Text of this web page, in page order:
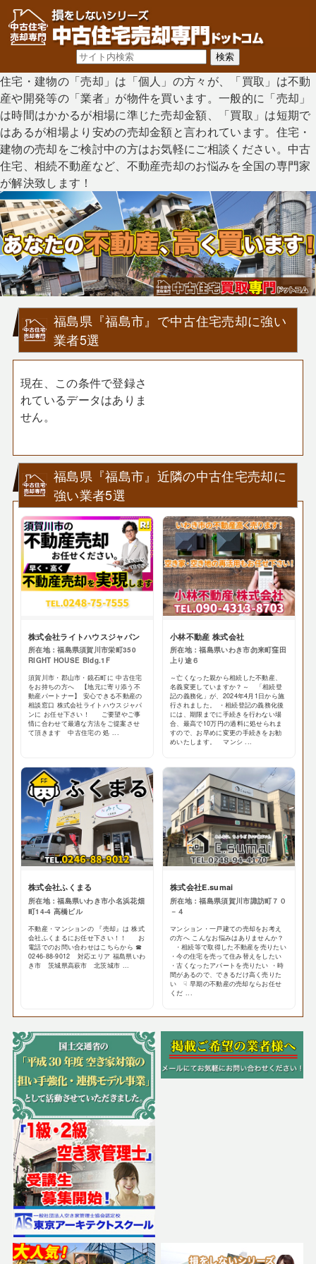
住宅・建物の「売却」は「個人」の方々が、「買取」は不動
産や開発等の「業者」が物件を買います。一般的に「売却」
は時間はかかるが相場に準じた売却金額、「買取」は短期で
はあるが相場より安めの売却金額と言われています。住宅・
建物の売却をご検討中の方はお気軽にご相談ください。中古
住宅、相続不動産など、不動産売却のお悩みを全国の専門家
が解決致します！
福島県『福島市』で中古住宅売却に強い
業者5選
現在、この条件で登録さ
れているデータはありま
せん。
福島県『福島市』近隣の中古住宅売却に
強い業者5選
株式会社ライトハウスジャパン
所在地：福島県須賀川市栄町350
RIGHT HOUSE Bldg.1F
須賀川市・郡山市・鏡石町に 中古住宅
をお持ちの方へ 【地元に寄り添う不
動産パートナー】 安心できる不動産の
相談窓口 株式会社ライトハウスジャパ
ンに お任せ下さい！ ご要望やご事
情に合わせて最適な方法をご提案させ
て頂きます 中古住宅の 処 ...
小林不動産 株式会社
所在地：福島県いわき市勿来町窪田
上り途６
～亡くなった親から相続した不動産、
名義変更していますか？～ 「相続登
記の義務化」が、2024年4月1日から施
行されました。 ・相続登記の義務化後
には、期限までに手続きを行わない場
合、最高で10万円の過料に処せられま
すので、お早めに変更の手続きをお勧
めいたします。 マンシ ...
株式会社ふくまる
所在地：福島県いわき市小名浜花畑
町14-4 高橋ビル
不動産・マンションの 『売却』は 株式
会社ふくまるにお任せ下さい！！ お
電話でのお問い合わせはこちらから ☎
0246-88-9012 対応エリア 福島県いわ
き市 茨城県高萩市 北茨城市 ...
株式会社E.sumai
所在地：福島県須賀川市諏訪町７０
－４
マンション・一戸建ての売却をお考え
の方へ こんなお悩みはありませんか？
・相続等で取得した不動産を売りたい
・今の住宅を売って住み替えをしたい
・古くなったアパートを売りたい ・時
間があるので、できるだけ高く売りた
い ☟ 早期の不動産の売却ならお任せ
くだ ...